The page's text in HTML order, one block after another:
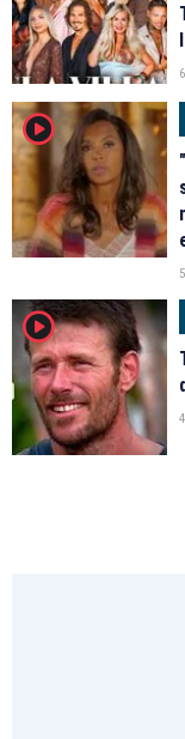
player2
player2